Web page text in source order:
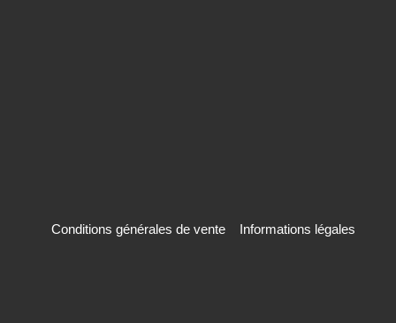
Conditions générales de vente Informations légales